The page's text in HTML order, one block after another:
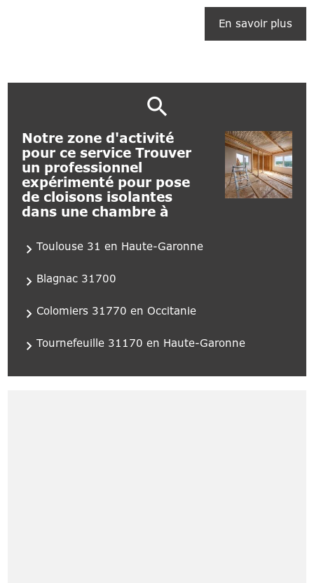
En savoir plus
Notre zone d'activité
pour ce service Trouver
un professionnel
expérimenté pour pose
de cloisons isolantes
dans une chambre à
Toulouse 31 en Haute-Garonne
Blagnac 31700
Colomiers 31770 en Occitanie
Tournefeuille 31170 en Haute-Garonne